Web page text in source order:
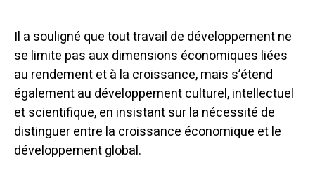
Il a souligné que tout travail de développement ne
se limite pas aux dimensions économiques liées
au rendement et à la croissance, mais s’étend
également au développement culturel, intellectuel
et scientifique, en insistant sur la nécessité de
distinguer entre la croissance économique et le
développement global.